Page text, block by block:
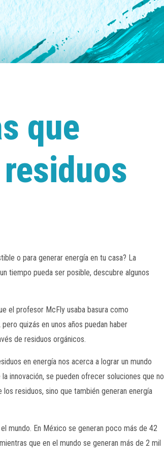
que
o para generar energía en tu casa? La
tiempo pueda ser posible, descubre algunos
el profesor McFly usaba basura como
quizás en unos años puedan haber
de residuos orgánicos.
en energía nos acerca a lograr un mundo
innovación, se pueden ofrecer soluciones que no
residuos, sino que también generan energía
mundo. En México se generan poco más de 42
que en el mundo se generan más de 2 mil